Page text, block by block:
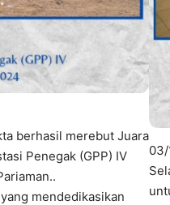
berhasil merebut Juara
Penegak (GPP) IV
mendedikasikan